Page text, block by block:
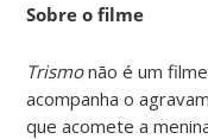
Sobre o filme
Trismonão é um
acompanha o
que acomete a